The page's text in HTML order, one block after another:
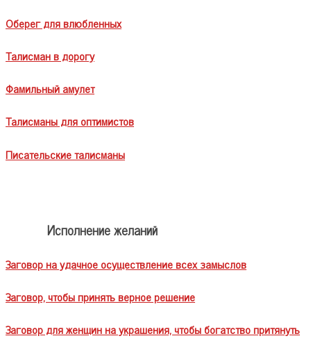
Оберег для влюбленных
Талисман в дорогу
Фамильный амулет
Талисманы для оптимистов
Писательские талисманы
Исполнение желаний
Заговор на удачное осуществление всех замыслов
Заговор, чтобы принять верное решение
Заговор для женщин на украшения, чтобы богатство притянуть